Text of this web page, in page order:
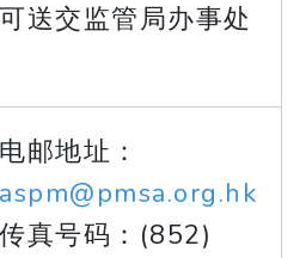
可送交监管局办事处
电邮地址：
aspm@pmsa.org.hk
传真号码：(852)